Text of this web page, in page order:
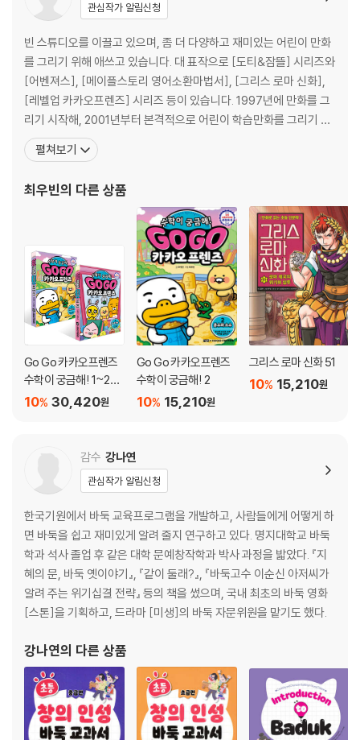
관심작가 알림신청
빈 스튜디오를 이끌고 있으며, 좀 더 다양하고 재미있는 어린이 만화
를 그리기 위해 애쓰고 있습니다. 대 표작으로 [도티&잠뜰] 시리즈와
[어벤져스], [메이플스토리 영어소환마법서], [그리스 로마 신화],
[레벨업 카카오프렌즈] 시리즈 등이 있습니다. 1997년에 만화를 그
리기 시작해, 2001년부터 본격적으로 어린이 학습만화를 그리기 시
작했습니다. 지금은 빈 스튜디오를 이끌고 있으며, 좀 더 다양하고 재
미있는 어린이 만화를 그리기 위해 애쓰고 있습니다. 그린 책으로는
즈, 『서울대 선정 인문고전 법의 정신
펼쳐보기
최우빈의 다른 상품
Go Go 카카오프렌즈
수학이 궁금해! 1~2권
세트 30,420원
10%
Go Go 카카오프렌즈
수학이 궁금해! 2
15,210원
10%
그리스 로마 신화 51
15,210원
10%
감수 강나연
관심작가 알림신청
한국기원에서 바둑 교육프로그램을 개발하고, 사람들에게 어떻게 하
면 바둑을 쉽고 재미있게 알려 줄지 연구하고 있다. 명지대학교 바둑
학과 석사 졸업 후 같은 대학 문예창작학과 박사 과정을 밟았다. 『지
혜의 문, 바둑 옛이야기』, 『같이 둘래?』, 『바둑고수 이순신 아저씨가
알려 주는 위기십결 전략』 등의 책을 썼으며, 국내 최초의 바둑 영화
[스톤]을 기획하고, 드라마 [미생]의 바둑 자문위원을 맡기도 했다.
강나연의 다른 상품